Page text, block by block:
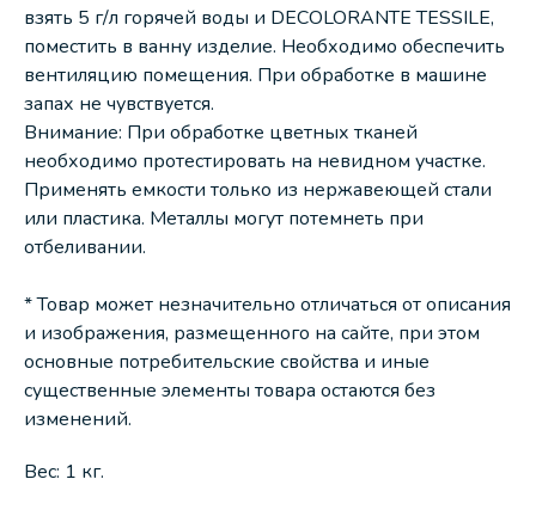
взять 5 г/л горячей воды и DECOLORANTE TESSILE,
поместить в ванну изделие. Необходимо обеспечить
вентиляцию помещения. При обработке в машине
запах не чувствуется.
Внимание: При обработке цветных тканей
необходимо протестировать на невидном участке.
Применять емкости только из нержавеющей стали
или пластика. Металлы могут потемнеть при
отбеливании.
* Товар может незначительно отличаться от описания
и изображения, размещенного на сайте, при этом
основные потребительские свойства и иные
существенные элементы товара остаются без
изменений.
Вес: 1 кг.